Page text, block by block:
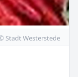
Stadt Westerstede